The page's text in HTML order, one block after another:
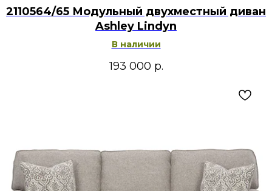
2110564/65 Модульный двухместный диван
Ashley Lindyn
В наличии
193 000 р.